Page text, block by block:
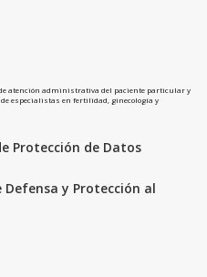
atención administrativa del paciente particular y
especialistas en fertilidad, ginecología y
Protección de Datos
Defensa y Protección al